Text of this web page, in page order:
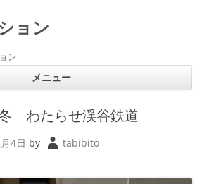
ョン
ン
メニュー
わたらせ渓谷鉄道
4日 by tabibito